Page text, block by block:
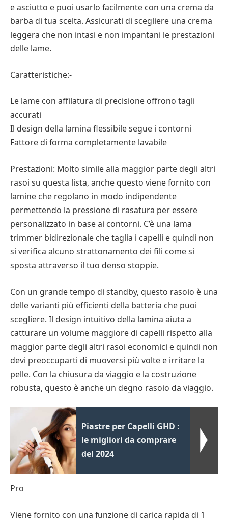
e asciutto e puoi usarlo facilmente con una crema da
barba di tua scelta. Assicurati di scegliere una crema
leggera che non intasi e non impantani le prestazioni
delle lame.
Caratteristiche:-
Le lame con affilatura di precisione offrono tagli
accurati
Il design della lamina flessibile segue i contorni
Fattore di forma completamente lavabile
Prestazioni: Molto simile alla maggior parte degli altri
rasoi su questa lista, anche questo viene fornito con
lamine che regolano in modo indipendente
permettendo la pressione di rasatura per essere
personalizzato in base ai contorni. C’è una lama
trimmer bidirezionale che taglia i capelli e quindi non
si verifica alcuno strattonamento dei fili come si
sposta attraverso il tuo denso stoppie.
Con un grande tempo di standby, questo rasoio è una
delle varianti più efficienti della batteria che puoi
scegliere. Il design intuitivo della lamina aiuta a
catturare un volume maggiore di capelli rispetto alla
maggior parte degli altri rasoi economici e quindi non
devi preoccuparti di muoversi più volte e irritare la
pelle. Con la chiusura da viaggio e la costruzione
robusta, questo è anche un degno rasoio da viaggio.
Piastre per Capelli GHD :
le migliori da comprare
del 2024
Pro
Viene fornito con una funzione di carica rapida di 1